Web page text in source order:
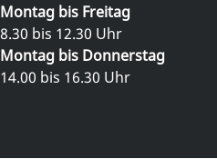
Montag bis Freitag
8.30 bis 12.30 Uhr
Montag bis Donnerstag
14.00 bis 16.30 Uhr